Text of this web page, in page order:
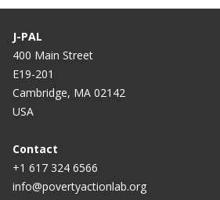
J-PAL
400 Main Street
E19-201
Cambridge, MA 02142
USA
Contact
+1 617 324 6566
info@povertyactionlab.org